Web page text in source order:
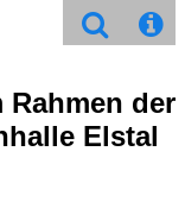
der
Elstal